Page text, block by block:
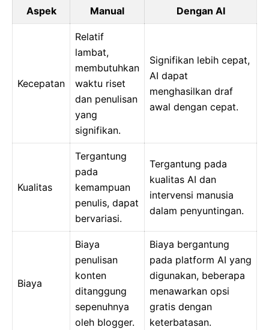
Aspek Manual Dengan AI
Kecepatan
Relatif
lambat,
membutuhkan
waktu riset
dan penulisan
yang
signifikan.
Signifikan lebih cepat,
AI dapat
menghasilkan draf
awal dengan cepat.
Kualitas
Tergantung
pada
kemampuan
penulis, dapat
bervariasi.
Tergantung pada
kualitas AI dan
intervensi manusia
dalam penyuntingan.
Biaya
Biaya
penulisan
konten
ditanggung
sepenuhnya
oleh blogger.
Biaya bergantung
pada platform AI yang
digunakan, beberapa
menawarkan opsi
gratis dengan
keterbatasan.